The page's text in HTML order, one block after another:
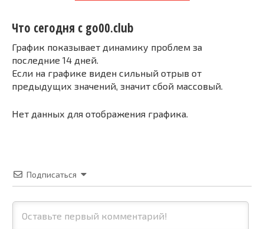
Что сегодня с go00.club
График показывает динамику проблем за
последние 14 дней.
Если на графике виден сильный отрыв от
предыдущих значений, значит сбой массовый.
Нет данных для отображения графика.
Подписаться